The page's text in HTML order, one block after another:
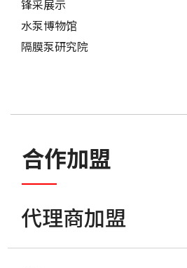
锋采展示
水泵博物馆
隔膜泵研究院
合作加盟
代理商加盟